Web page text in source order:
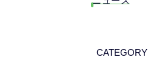
CATEGORY